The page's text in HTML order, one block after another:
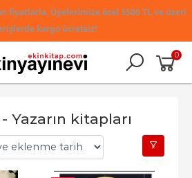
fiyatlarla. Üyelerimize özel 3500 TL ve üzeri
kargo ücretsiz!
0
Yazarın kitapları